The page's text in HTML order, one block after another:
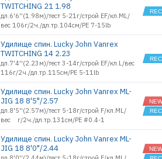
TWITCHING 21 1.98
дл.6'6''(1.98м)/тест 5-21г/строй EF/кл.ML/
вес 106г/2ч./дл.тр.104см/PE 7-15lb
Удилище спин. Lucky John Vanrex
TWITCHING 14 2.23
дл.7'4''(2.23м)/тест 3-14г/строй EF/кл.L/вес
116г/2ч./дл.тр.115см/PE 5-11lb
Удилище спин. Lucky John Vanrex ML-
JIG 18 8'5"/2.57
дл.8'5''(2.57м)/тест 5-18г/строй F/кл.ML/
вес г/2ч./дл.тр.131см/PE #0.4-1
Удилище спин. Lucky John Vanrex ML-
JIG 18 8'0"/2.44